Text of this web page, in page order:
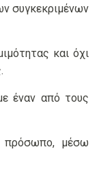
συγκεκριμένων
και όχι
έναν από τους
πρόσωπο, μέσω